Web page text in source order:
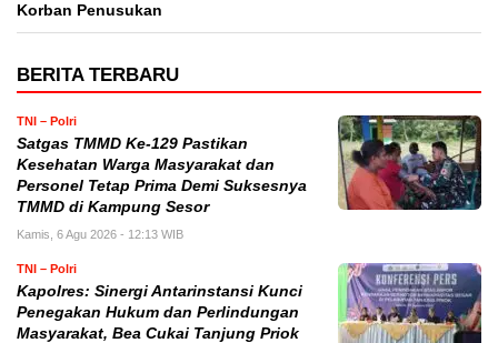
Korban Penusukan
BERITA TERBARU
TNI – Polri
Satgas TMMD Ke-129 Pastikan
Kesehatan Warga Masyarakat dan
Personel Tetap Prima Demi Suksesnya
TMMD di Kampung Sesor
Kamis, 6 Agu 2026 - 12:13 WIB
TNI – Polri
Kapolres: Sinergi Antarinstansi Kunci
Penegakan Hukum dan Perlindungan
Masyarakat, Bea Cukai Tanjung Priok